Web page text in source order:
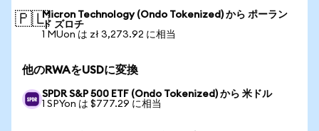
🇵🇱Micron Technology (Ondo Tokenized) から ポーラン
ド ズロチ
1 MUon は zł 3,273.92 に相当
他のRWAをUSDに変換
SPDR S&P 500 ETF (Ondo Tokenized) から 米ドル
1 SPYon は $777.29 に相当